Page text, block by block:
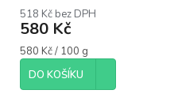
518 Kč bez DPH
580 Kč
Měrná
cena:
580 Kč / 100 g
DO KOŠÍKU